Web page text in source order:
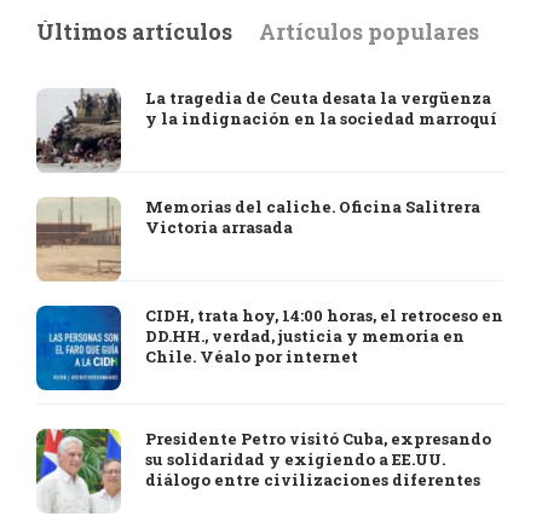
Últimos artículos Artículos populares
La tragedia de Ceuta desata la vergüenza
y la indignación en la sociedad marroquí
Memorias del caliche. Oficina Salitrera
Victoria arrasada
CIDH, trata hoy, 14:00 horas, el retroceso en
DD.HH., verdad, justicia y memoria en
Chile. Véalo por internet
Presidente Petro visitó Cuba, expresando
su solidaridad y exigiendo a EE.UU.
diálogo entre civilizaciones diferentes